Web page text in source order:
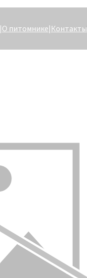
|О питомнике| Контакты